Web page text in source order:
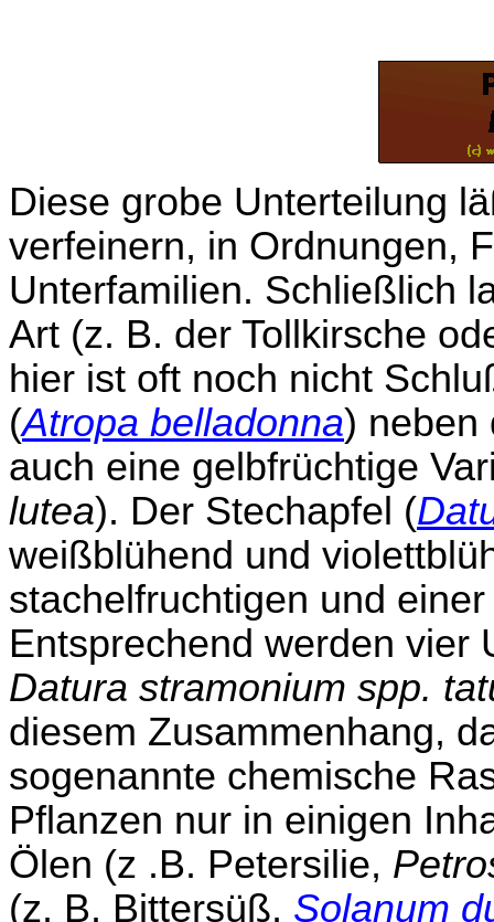
Diese grobe Unterteilung
verfeinern, in Ordnungen,
Unterfamilien. Schließlich
Art (z. B. der Tollkirsche
hier ist oft noch nicht
(Atropa belladonna) neben
auch eine gelbfrüchtige
lutea). Der Stechapfel (
weißblühend und
stachelfruchtigen und
Entsprechend werden vier
Datura stramonium spp.
diesem Zusammenhang,
sogenannte chemische
Pflanzen nur in einigen
Ölen (z .B. Petersilie,
(z. B. Bittersüß, Solanum